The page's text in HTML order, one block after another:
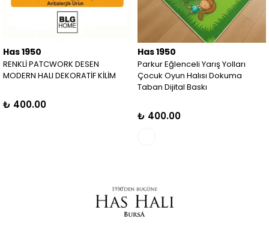
Has 1950
RENKLİ PATCWORK DESEN
MODERN HALI DEKORATİF KİLİM
₺ 400.00
Has 1950
Parkur Eğlenceli Yarış Yolları
Çocuk Oyun Halısı Dokuma
Taban Dijital Baskı
₺ 400.00